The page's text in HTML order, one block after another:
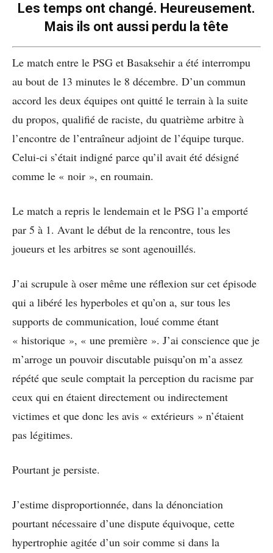
Les temps ont changé. Heureusement.
Mais ils ont aussi perdu la tête
Le match entre le PSG et Basaksehir a été interrompu
au bout de 13 minutes le 8 décembre. D’un commun
accord les deux équipes ont quitté le terrain à la suite
du propos, qualifié de raciste, du quatrième arbitre à
l’encontre de l’entraîneur adjoint de l’équipe turque.
Celui-ci s’était indigné parce qu’il avait été désigné
comme le « noir », en roumain.
Le match a repris le lendemain et le PSG l’a emporté
par 5 à 1. Avant le début de la rencontre, tous les
joueurs et les arbitres se sont agenouillés.
J’ai scrupule à oser même une réflexion sur cet épisode
qui a libéré les hyperboles et qu’on a, sur tous les
supports de communication, loué comme étant
« historique », « une première ». J’ai conscience que je
m’arroge un pouvoir discutable puisqu’on m’a assez
répété que seule comptait la perception du racisme par
ceux qui en étaient directement ou indirectement
victimes et que donc les avis « extérieurs » n’étaient
pas légitimes.
Pourtant je persiste.
J’estime disproportionnée, dans la dénonciation
pourtant nécessaire d’une dispute équivoque, cette
hypertrophie agitée d’un soir comme si dans la